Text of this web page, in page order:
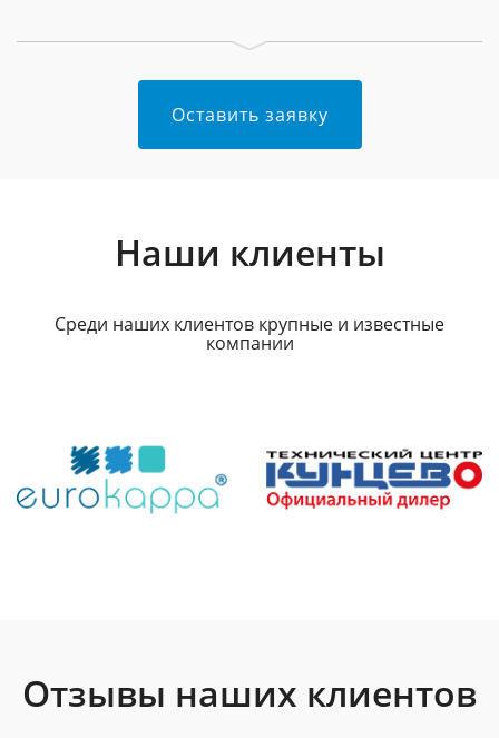
Оставить заявку
Наши клиенты
Среди наших клиентов крупные и известные
компании
Отзывы наших клиентов